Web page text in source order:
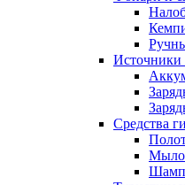
Источники
Средства
Мыло